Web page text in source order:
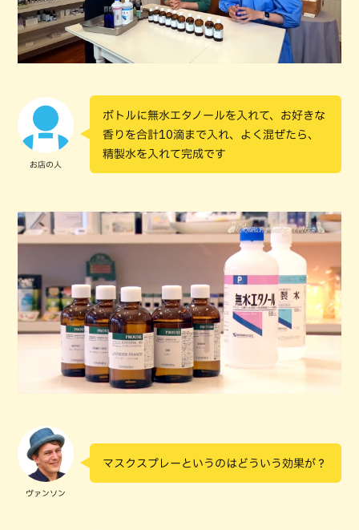
お店の人
ボトルに無水エタノールを入れて、お好きな
香りを合計10滴まで入れ、よく混ぜたら、
精製水を入れて完成です
ヴァンソン
マスクスプレーというのはどういう効果が？